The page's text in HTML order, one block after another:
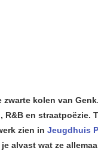
kolen van
en straatpoëzie.
zien in Jeugdhuis
alvast wat ze